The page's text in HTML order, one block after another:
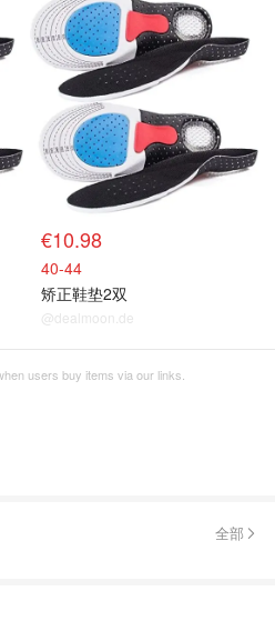
€10.98
40-44
矫正鞋垫2双
@dealmoon.de
users buy items via our links.
全部